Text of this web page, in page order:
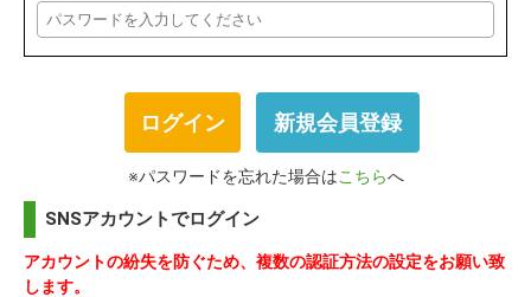
新規会員登録
※パスワードを忘れた場合はこちらへ
SNSアカウントでログイン
アカウントの紛失を防ぐため、複数の認証方法の設定をお願い致
します。